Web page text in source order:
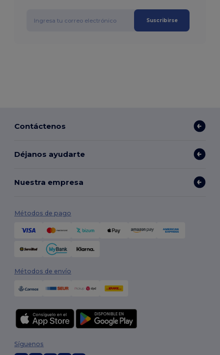
Suscribirse
Contáctenos
Déjanos ayudarte
Nuestra empresa
Métodos de pago
Métodos de envío
Síguenos